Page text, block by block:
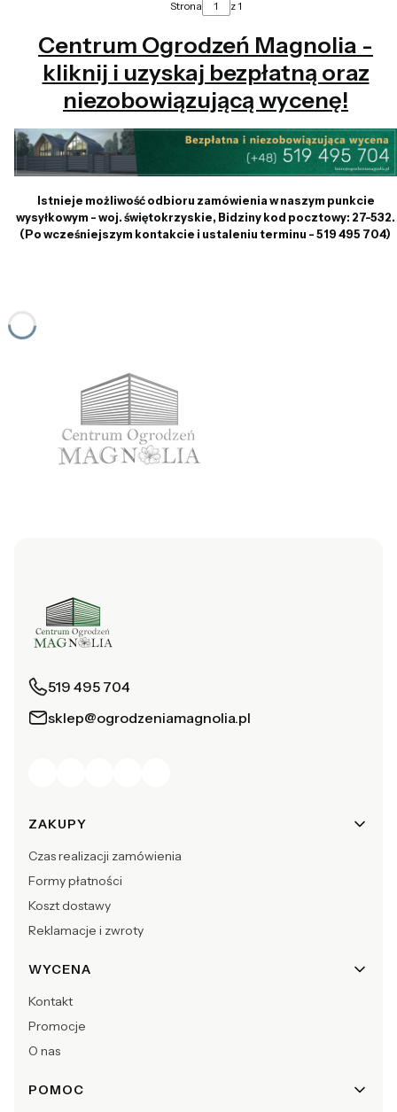
Strona z 1
Centrum Ogrodzeń Magnolia -
kliknij i uzyskaj bezpłatną oraz
niezobowiązującą wycenę!
Istnieje możliwość odbioru zamówienia w naszym punkcie
wysyłkowym - woj. świętokrzyskie, Bidziny kod pocztowy: 27-532.
(Po wcześniejszym kontakcie i ustaleniu terminu - 519 495 704)
519 495 704
sklep@ogrodzeniamagnolia.pl
Linki w stopce
ZAKUPY
Czas realizacji zamówienia
Formy płatności
Koszt dostawy
Reklamacje i zwroty
WYCENA
Kontakt
Promocje
O nas
POMOC